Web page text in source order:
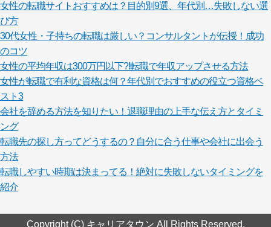
女性の転職サイトおすすめは？目的別9選、年代別…失敗しない選
び方
30代女性・子持ちの転職は厳しい？コンサルタントが伝授！成功
のコツ
女性の平均年収は300万円以下?!転職で年収アップさせる方法
女性が転職で有利な資格は何？年代別でおすすめの役立つ資格ベ
スト3
会社を辞める方法を知りたい！退職理由の上手な伝え方とタイミ
ング
転職先の探し方ってどうするの？自分に合う仕事や会社に出会う
方法
転職しやすい時期は決まってる！絶対に失敗しないタイミングを
紹介
Copyright (C) キャリアタウン All Rights Reserved.